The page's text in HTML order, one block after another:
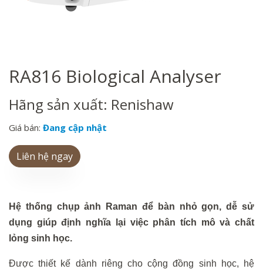
RA816 Biological Analyser
Hãng sản xuất: Renishaw
Giá bán: Đang cập nhật
Liên hệ ngay
Hệ thống chụp ảnh Raman để bàn nhỏ gọn, dễ sử
dụng giúp định nghĩa lạiviệc phân tích mô và chất
lỏng sinh học.
Được thiết kế dành riêng cho cộng đồng sinh học, hệ